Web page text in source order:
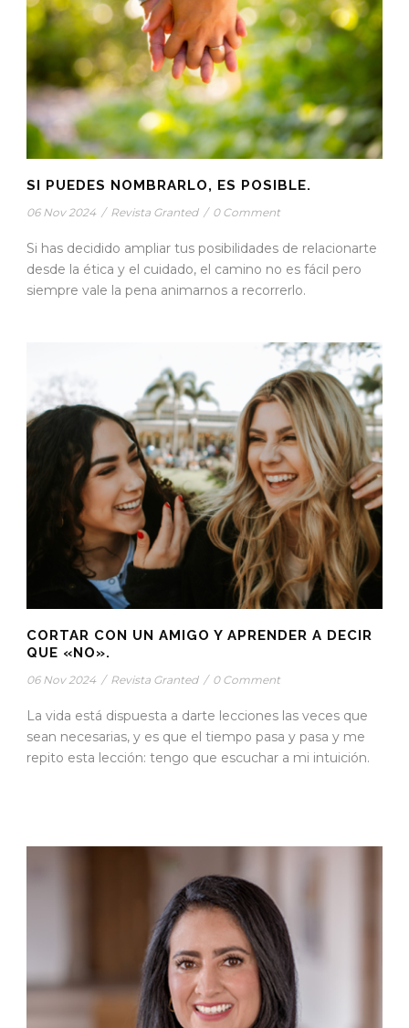
SI PUEDES NOMBRARLO, ES POSIBLE.
06 Nov 2024 / Revista Granted / 0 Comment
Si has decidido ampliar tus posibilidades de relacionarte
desde la ética y el cuidado, el camino no es fácil pero
siempre vale la pena animarnos a recorrerlo.
CORTAR CON UN AMIGO Y APRENDER A DECIR
QUE «NO».
06 Nov 2024 / Revista Granted / 0 Comment
La vida está dispuesta a darte lecciones las veces que
sean necesarias, y es que el tiempo pasa y pasa y me
repito esta lección: tengo que escuchar a mi intuición.